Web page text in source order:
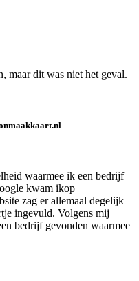
maar dit was niet het geval.
waarmee ik een bedrijf
kwam ikop
zag er allemaal degelijk
ingevuld. Volgens mij
bedrijf gevonden waarmee